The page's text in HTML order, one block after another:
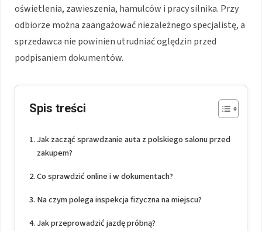
oświetlenia, zawieszenia, hamulców i pracy silnika. Przy
odbiorze można zaangażować niezależnego specjalistę, a
sprzedawca nie powinien utrudniać oględzin przed
podpisaniem dokumentów.
Spis treści
Jak zacząć sprawdzanie auta z polskiego salonu przed
zakupem?
Co sprawdzić online i w dokumentach?
Na czym polega inspekcja fizyczna na miejscu?
Jak przeprowadzić jazdę próbną?